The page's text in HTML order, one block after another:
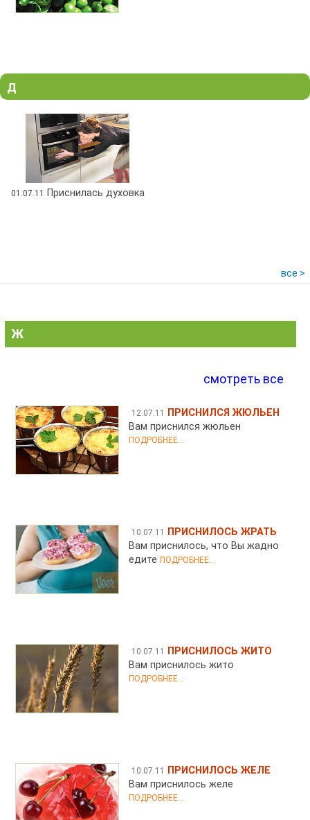
Д
01.07.11 Приснилась духовка
все >
Ж
смотреть все
12.07.11
ПРИСНИЛСЯ ЖЮЛЬЕН
Вам приснился жюльен
ПОДРОБНЕЕ...
10.07.11
ПРИСНИЛОСЬ ЖРАТЬ
Вам приснилось, что Вы жадно
едите ПОДРОБНЕЕ...
10.07.11
ПРИСНИЛОСЬ ЖИТО
Вам приснилось жито
ПОДРОБНЕЕ...
10.07.11
ПРИСНИЛОСЬ ЖЕЛЕ
Вам приснилось желе
ПОДРОБНЕЕ...